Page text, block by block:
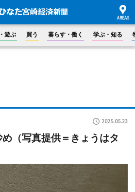
遊ぶ 買う 暮らす・働く 学ぶ・知る
2025.05.23
（写真提供＝きょうはタ